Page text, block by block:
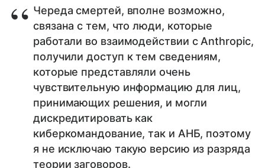
Череда смертей, вполне возможно,
связана с тем, что люди, которые
работали во взаимодействии с Anthropic,
получили доступ к тем сведениям,
которые представляли очень
чувствительную информацию для лиц,
принимающих решения, и могли
дискредитировать как
киберкомандование, так и АНБ, поэтому
я не исключаю такую версию из разряда
теории заговоров.